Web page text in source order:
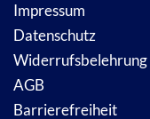
Impressum
Datenschutz
Widerrufsbelehrung
AGB
Barrierefreiheit